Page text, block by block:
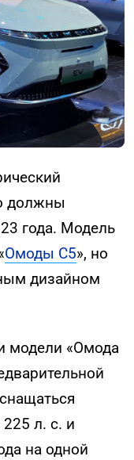
должны
года. Модель
Омоды С5», но
дизайном
модели «Омода
л. с. и
на одной